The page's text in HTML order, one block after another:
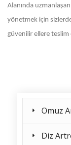
Alanında
yönetmek için
güvenilir ellere teslim
Omuz
Diz